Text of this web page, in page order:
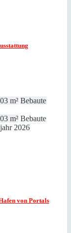
m² Bebaute
m² Bebaute
2026
von Portals